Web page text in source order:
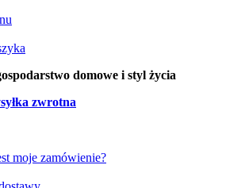
domowe i styl życia
zwrotna
moje zamówienie?